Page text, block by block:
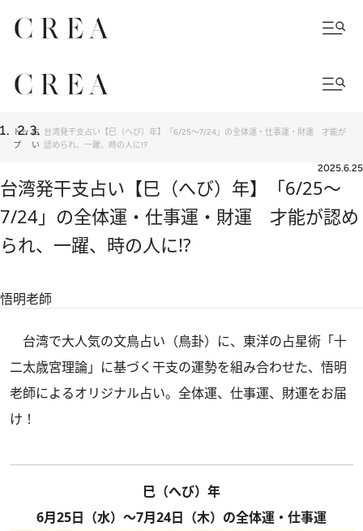
トッ
プ
占
い
台湾発干支占い【巳（へび）年】「6/25～7/24」の全体運・仕事運・財運 才能が
認められ、一躍、時の人に!?
2025.6.25
台湾発干支占い【巳（へび）年】「6/25～
7/24」の全体運・仕事運・財運 才能が認め
られ、一躍、時の人に!?
悟明老師
台湾で大人気の文鳥占い（鳥卦）に、東洋の占星術「十
二太歳宮理論」に基づく干支の運勢を組み合わせた、悟明
老師によるオリジナル占い。全体運、仕事運、財運をお届
け！
巳（へび）年
6月25日（水）～7月24日（木）の全体運・仕事運